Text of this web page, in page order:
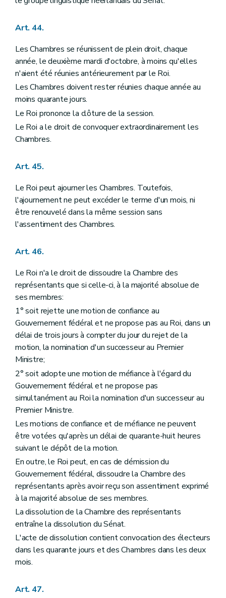
Art. 44.
Les Chambres se réunissent de plein droit, chaque
année, le deuxième mardi d'octobre, à moins qu'elles
n'aient été réunies antérieurement par le Roi.
Les Chambres doivent rester réunies chaque année au
moins quarante jours.
Le Roi prononce la clôture de la session.
Le Roi a le droit de convoquer extraordinairement les
Chambres.
Art. 45.
Le Roi peut ajourner les Chambres. Toutefois,
l'ajournement ne peut excéder le terme d'un mois, ni
être renouvelé dans la même session sans
l'assentiment des Chambres.
Art. 46.
Le Roi n'a le droit de dissoudre la Chambre des
représentants que si celle-ci, à la majorité absolue de
ses membres:
1° soit rejette une motion de confiance au
Gouvernement fédéral et ne propose pas au Roi, dans un
délai de trois jours à compter du jour du rejet de la
motion, la nomination d'un successeur au Premier
Ministre;
2° soit adopte une motion de méfiance à l'égard du
Gouvernement fédéral et ne propose pas
simultanément au Roi la nomination d'un successeur au
Premier Ministre.
Les motions de confiance et de méfiance ne peuvent
être votées qu'après un délai de quarante-huit heures
suivant le dépôt de la motion.
En outre, le Roi peut, en cas de démission du
Gouvernement fédéral, dissoudre la Chambre des
représentants après avoir reçu son assentiment exprimé
à la majorité absolue de ses membres.
La dissolution de la Chambre des représentants
entraîne la dissolution du Sénat.
L'acte de dissolution contient convocation des électeurs
dans les quarante jours et des Chambres dans les deux
mois.
Art. 47.